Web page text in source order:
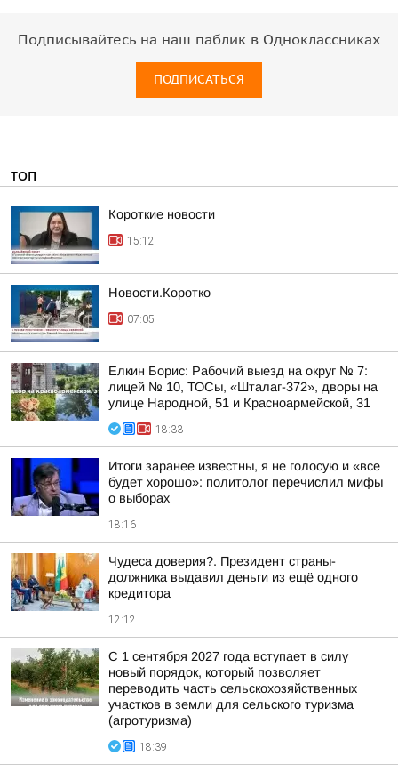
Подписывайтесь на наш паблик в Одноклассниках
ПОДПИСАТЬСЯ
ТОП
Короткие новости
15:12
Новости.Коротко
07:05
Елкин Борис: Рабочий выезд на округ № 7:
лицей № 10, ТОСы, «Шталаг-372», дворы на
улице Народной, 51 и Красноармейской, 31
18:33
Итоги заранее известны, я не голосую и «все
будет хорошо»: политолог перечислил мифы
о выборах
18:16
Чудеса доверия?. Президент страны-
должника выдавил деньги из ещё одного
кредитора
12:12
С 1 сентября 2027 года вступает в силу
новый порядок, который позволяет
переводить часть сельскохозяйственных
участков в земли для сельского туризма
(агротуризма)
18:39